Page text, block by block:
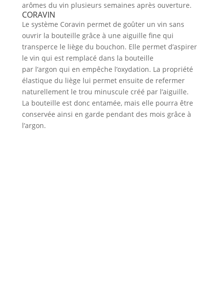
arômes du vin plusieurs semaines après ouverture.
CORAVIN
Le système Coravin permet de goûter un vin sans
ouvrir la bouteille grâce à une aiguille fine qui
transperce le liège du bouchon. Elle permet d’aspirer
le vin qui est remplacé dans la bouteille
par l’argon qui en empêche l’oxydation. La propriété
élastique du liège lui permet ensuite de refermer
naturellement le trou minuscule créé par l’aiguille.
La bouteille est donc entamée, mais elle pourra être
conservée ainsi en garde pendant des mois grâce à
l’argon.